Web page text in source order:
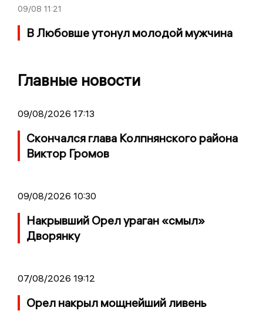
09/08 11:21
В Любовше утонул молодой мужчина
Главные новости
09/08/2026 17:13
Скончался глава Колпнянского района
Виктор Громов
09/08/2026 10:30
Накрывший Орел ураган «смыл»
Дворянку
07/08/2026 19:12
Орел накрыл мощнейший ливень